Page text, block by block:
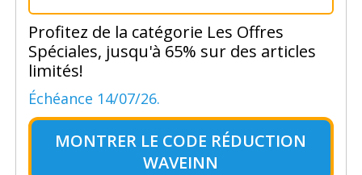
Profitez de la catégorie Les Offres
Spéciales, jusqu'à 65% sur des articles
limités!
Échéance 14/07/26.
MONTRER LE CODE RÉDUCTION
WAVEINN